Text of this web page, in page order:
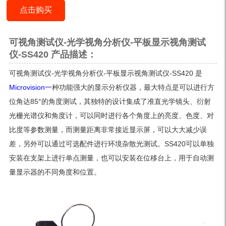
点击购买
可视角测试仪-光学视角分析仪-平板显示视角测试
仪-SS420 产品描述：
可视角测试仪-光学视角分析仪-平板显示视角测试仪-SS420 是
Microvision一种功能强大的显示分析仪器，最大特点是可以进行方
位角达85°的角度测试，其独特的设计集成了准直光学镜头、衍射
光栅光谱仪和角度计，可以同时进行各个角度上的亮度、色度、对
比度等参数测量，而测量距离非常接近显示屏，可以大大减少误
差，另外可以通过可选配件进行环境杂散光测试。SS420可以单独
安装在支架上进行单点测量，也可以安装在位移台上，用于自动测
量显示器的不同角度和位置。